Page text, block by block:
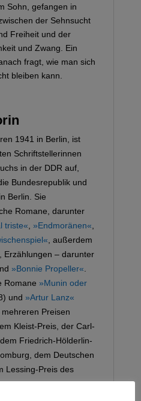
Sohn, gefangen in
der Sehnsucht
Freiheit und der
und Zwang. Ein
fragt, wie man sich
bleiben kann.
1941 in Berlin, ist
Schriftstellerinnen
in der DDR auf,
Bundesrepublik und
Berlin. Sie
Romane, darunter
triste«, »Endmoränen«,
, außerdem
Erzählungen – darunter
»Bonnie Propeller«.
Romane »Munin oder
und »Artur Lanz«
Preisen
Kleist-Preis, der Carl-
Friedrich-Hölderlin-
dem Deutschen
Lessing-Preis des